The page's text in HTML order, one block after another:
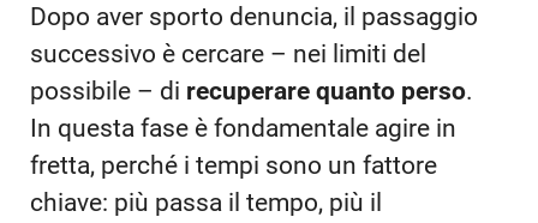
Dopo aver sporto denuncia, il passaggio
successivo è cercare – nei limiti del
possibile – di recuperare quanto perso.
In questa fase è fondamentale agire in
fretta, perché i tempi sono un fattore
chiave: più passa il tempo, più il